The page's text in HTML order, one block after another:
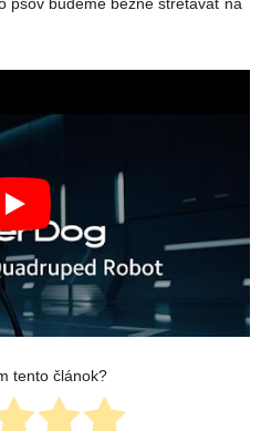
psov budeme bežne stretávať na
tento článok?